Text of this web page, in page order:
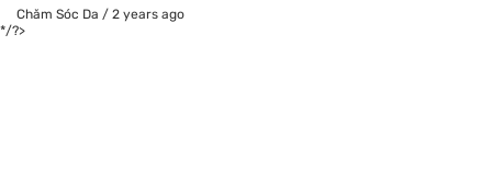
Chăm Sóc Da / 2 years ago
*/?>